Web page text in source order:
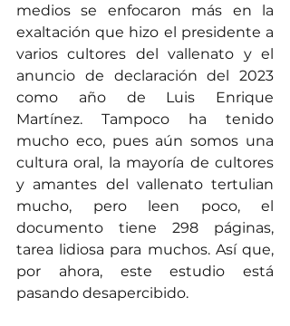
medios se enfocaron más en la
exaltación que hizo el presidente a
varios cultores del vallenato y el
anuncio de declaración del 2023
como año de Luis Enrique
Martínez. Tampoco ha tenido
mucho eco, pues aún somos una
cultura oral, la mayoría de cultores
y amantes del vallenato tertulian
mucho, pero leen poco, el
documento tiene 298 páginas,
tarea lidiosa para muchos. Así que,
por ahora, este estudio está
pasando desapercibido.